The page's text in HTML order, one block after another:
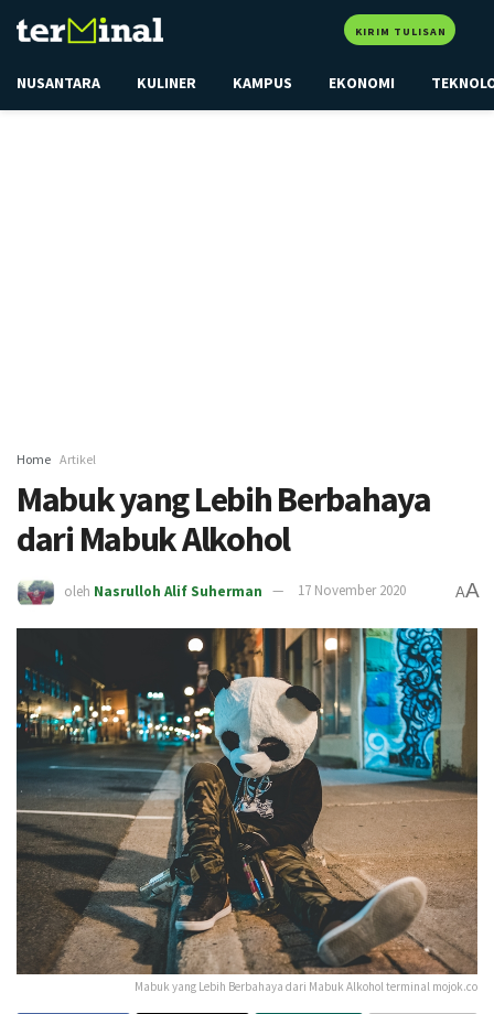
KIRIM TULISAN
NUSANTARA KULINER KAMPUS EKONOMI
Home Artikel
Mabuk yang Lebih Berbahaya
dari Mabuk Alkohol
oleh Nasrulloh Alif Suherman 17 November 2020 AA
Mabuk yang Lebih Berbahaya dari Mabuk Alkohol terminal mojok.co